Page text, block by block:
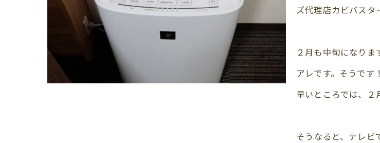
ズ代理店カビバスタ
２月も中旬になりま
アレです。そうです
早いところでは、２
そうなると、テレビ